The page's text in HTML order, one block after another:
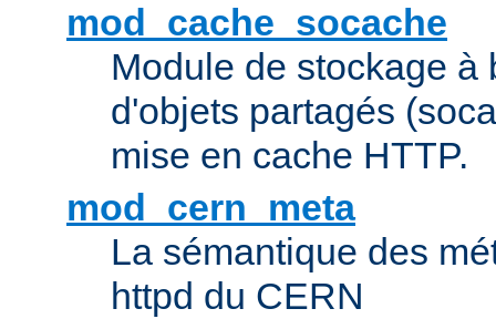
mod_cache_socache
Module de stockage à
d'objets partagés
mise en cache HTTP.
mod_cern_meta
La sémantique des
httpd du CERN